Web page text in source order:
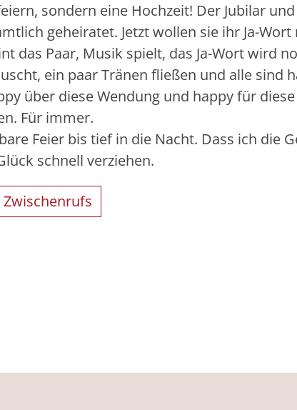
sondern eine Hochzeit! Der Jubilar
geheiratet. Jetzt wollen sie ihr Ja-
das Paar, Musik spielt, das Ja-Wort wird
ein paar Tränen fließen und alle sind
über diese Wendung und happy für
Für immer.
Feier bis tief in die Nacht. Dass ich die
schnell verziehen.